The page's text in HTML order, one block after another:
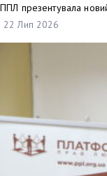
ППЛ презентувала новий
22 Лип 2026